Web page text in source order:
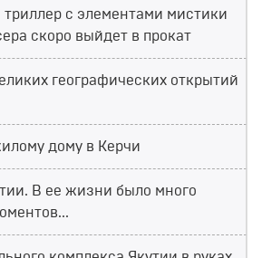
триллер с элементами мистики
скоро выйдет в прокат
географических открытий
дому в Керчи
В ее жизни было много